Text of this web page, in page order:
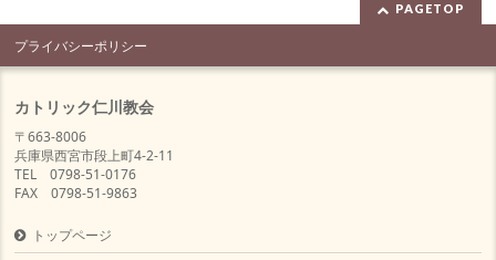
PAGETOP
プライバシーポリシー
カトリック仁川教会
〒663-8006
兵庫県西宮市段上町4-2-11
TEL 0798-51-0176
FAX 0798-51-9863
トップページ